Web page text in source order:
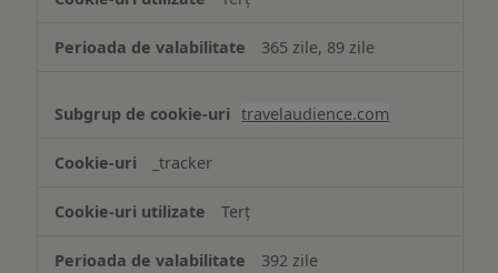
365 zile, 89 zile
travelaudience.com
_tracker
Terț
392 zile